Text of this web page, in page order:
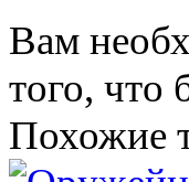
Вам
того, что
Похожие